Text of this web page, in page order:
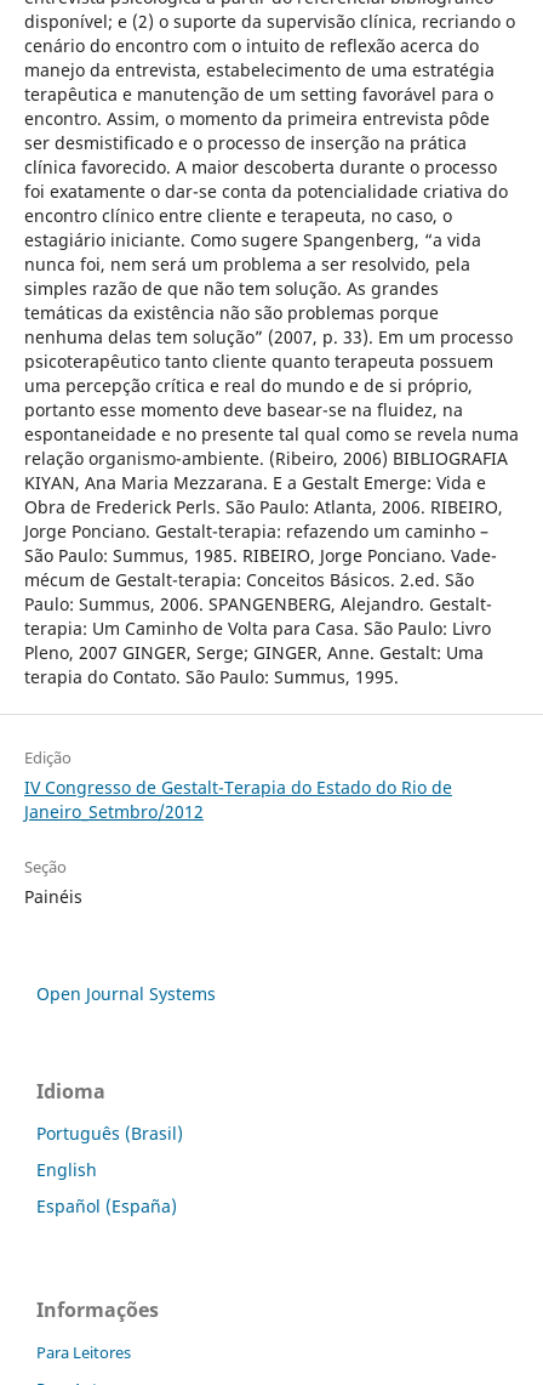
disponível; e (2) o suporte da supervisão clínica, recriando o
cenário do encontro com o intuito de reflexão acerca do
manejo da entrevista, estabelecimento de uma estratégia
terapêutica e manutenção de um setting favorável para o
encontro. Assim, o momento da primeira entrevista pôde
ser desmistificado e o processo de inserção na prática
clínica favorecido. A maior descoberta durante o processo
foi exatamente o dar-se conta da potencialidade criativa do
encontro clínico entre cliente e terapeuta, no caso, o
estagiário iniciante. Como sugere Spangenberg, “a vida
nunca foi, nem será um problema a ser resolvido, pela
simples razão de que não tem solução. As grandes
temáticas da existência não são problemas porque
nenhuma delas tem solução” (2007, p. 33). Em um processo
psicoterapêutico tanto cliente quanto terapeuta possuem
uma percepção crítica e real do mundo e de si próprio,
portanto esse momento deve basear-se na fluidez, na
espontaneidade e no presente tal qual como se revela numa
relação organismo-ambiente. (Ribeiro, 2006) BIBLIOGRAFIA
KIYAN, Ana Maria Mezzarana. E a Gestalt Emerge: Vida e
Obra de Frederick Perls. São Paulo: Atlanta, 2006. RIBEIRO,
Jorge Ponciano. Gestalt-terapia: refazendo um caminho –
São Paulo: Summus, 1985. RIBEIRO, Jorge Ponciano. Vade-
mécum de Gestalt-terapia: Conceitos Básicos. 2.ed. São
Paulo: Summus, 2006. SPANGENBERG, Alejandro. Gestalt-
terapia: Um Caminho de Volta para Casa. São Paulo: Livro
Pleno, 2007 GINGER, Serge; GINGER, Anne. Gestalt: Uma
terapia do Contato. São Paulo: Summus, 1995.
Edição
IV Congresso de Gestalt-Terapia do Estado do Rio de
Janeiro_Setmbro/2012
Seção
Painéis
Open Journal Systems
Idioma
Português (Brasil)
English
Español (España)
Informações
Para Leitores